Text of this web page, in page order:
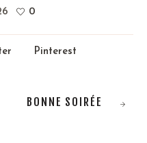
0
Pinterest
BONNE SOIRÉE